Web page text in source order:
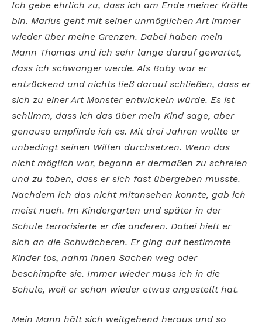
Ich gebe ehrlich zu, dass ich am Ende meiner Kräfte
bin. Marius geht mit seiner unmöglichen Art immer
wieder über meine Grenzen. Dabei haben mein
Mann Thomas und ich sehr lange darauf gewartet,
dass ich schwanger werde. Als Baby war er
entzückend und nichts ließ darauf schließen, dass er
sich zu einer Art Monster entwickeln würde. Es ist
schlimm, dass ich das über mein Kind sage, aber
genauso empfinde ich es. Mit drei Jahren wollte er
unbedingt seinen Willen durchsetzen. Wenn das
nicht möglich war, begann er dermaßen zu schreien
und zu toben, dass er sich fast übergeben musste.
Nachdem ich das nicht mitansehen konnte, gab ich
meist nach. Im Kindergarten und später in der
Schule terrorisierte er die anderen. Dabei hielt er
sich an die Schwächeren. Er ging auf bestimmte
Kinder los, nahm ihnen Sachen weg oder
beschimpfte sie. Immer wieder muss ich in die
Schule, weil er schon wieder etwas angestellt hat.
Mein Mann hält sich weitgehend heraus und so